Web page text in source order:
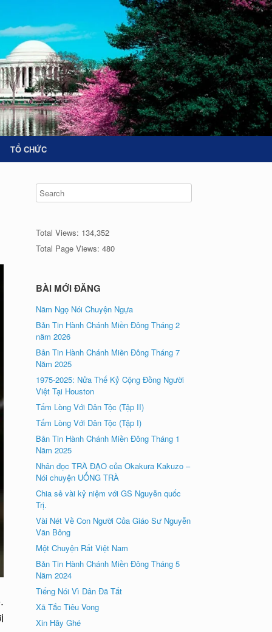
TỔ CHỨC
Total Views: 134,352
Total Page Views:480
BÀI MỚI ĐĂNG
Năm Ngọ Nói Chuyện Ngựa
Bản Tin Hành Chánh Miền Đông Tháng 2
năm 2026
Bản Tin Hành Chánh Miền Đông Tháng 7
Năm 2025
1975-2025: Nửa Thế Kỷ Cộng Đồng Người
Việt Tại Houston
Tấm Lòng Với Dân Tộc (Tập II)
Tấm Lòng Với Dân Tộc (Tập I)
Bản Tin Hành Chánh Miền Đông Tháng 1
Năm 2025
Nhân đọc TRÀ ÐẠO của Okakura Kakuzo –
Nói chuyện UỐNG TRÀ
Chia sẻ vài kỷ niệm với GS Nguyễn quốc
Trị.
Vài Nét Về Con Người Của Giáo Sư Nguyễn
Văn Bông
Một Chuyện Rất Việt Nam
Bản Tin Hành Chánh Miền Đông Tháng 5
Năm 2024
Tiếng Nói Vì Dân Đã Tắt
Xã Tắc Tiêu Vong
Xin Hãy Ghé